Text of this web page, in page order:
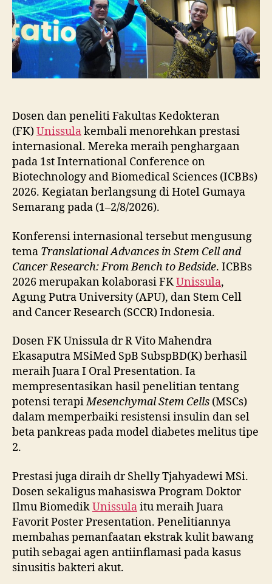
Konferensi
Internasional
Dosen dan peneliti Fakultas Kedokteran
(FK)Unissulakembali menorehkan prestasi
internasional. Mereka meraih penghargaan
pada 1st International Conference on
Biotechnology and Biomedical Sciences (ICBBs)
2026. Kegiatan berlangsung di Hotel Gumaya
Semarang pada (1–2/8/2026).
Konferensi internasional tersebut mengusung
tema Translational Advances in Stem Cell and
Cancer Research: From Bench to Bedside. ICBBs
2026 merupakan kolaborasi FKUnissula,
Agung Putra University (APU), dan Stem Cell
and Cancer Research (SCCR) Indonesia.
Dosen FK Unissula dr R Vito Mahendra
Ekasaputra MSiMed SpB SubspBD(K) berhasil
meraih Juara I Oral Presentation. Ia
mempresentasikan hasil penelitian tentang
potensi terapiMesenchymal Stem Cells (MSCs)
dalam memperbaiki resistensi insulin dan sel
beta pankreas pada model diabetes melitus tipe
2.
Prestasi juga diraih dr Shelly Tjahyadewi MSi.
Dosen sekaligus mahasiswa Program Doktor
Ilmu BiomedikUnissulaitu meraih Juara
Favorit Poster Presentation. Penelitiannya
membahas pemanfaatan ekstrak kulit bawang
putih sebagai agen antiinflamasi pada kasus
sinusitis bakteri akut.